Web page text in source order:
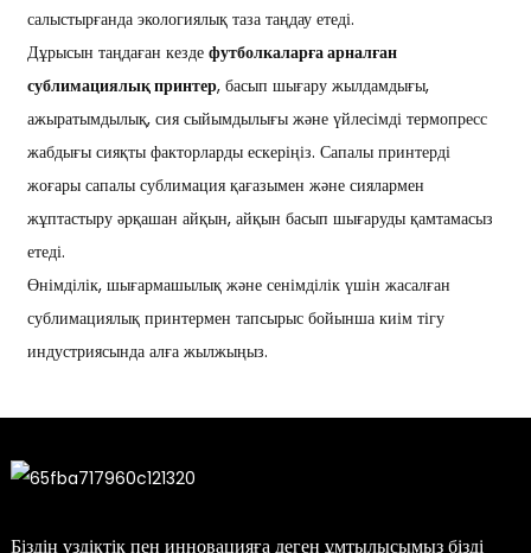
салыстырғанда экологиялық таза таңдау етеді.
Дұрысын таңдаған кезде футболкаларға арналған
сублимациялық принтер, басып шығару жылдамдығы,
ажыратымдылық, сия сыйымдылығы және үйлесімді термопресс
жабдығы сияқты факторларды ескеріңіз. Сапалы принтерді
жоғары сапалы сублимация қағазымен және сиялармен
жұптастыру әрқашан айқын, айқын басып шығаруды қамтамасыз
етеді.
Өнімділік, шығармашылық және сенімділік үшін жасалған
сублимациялық принтермен тапсырыс бойынша киім тігу
индустриясында алға жылжыңыз.
Біздің үздіктік пен инновацияға деген ұмтылысымыз бізді